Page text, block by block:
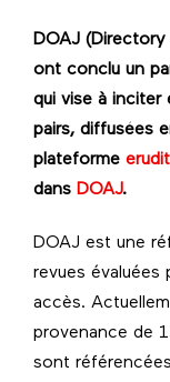
DOAJ
ont conclu un
qui vise à inciter
pairs, diffusées
plateforme
dans DOAJ.
DOAJ est une
revues évaluées
accès.
provenance de
sont